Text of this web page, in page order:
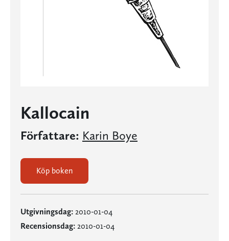
Kallocain
Författare: Karin Boye
Köp boken
Utgivningsdag: 2010-01-04
Recensionsdag: 2010-01-04